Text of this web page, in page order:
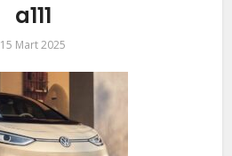
a111
15 Mart 2025